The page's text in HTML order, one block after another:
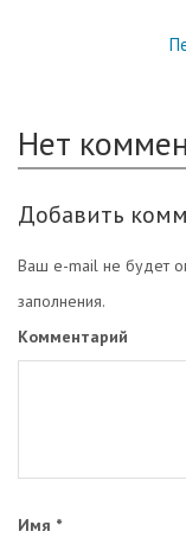
Нет
Добавить
Ваш e-mail не будет
заполнения.
Комментарий
Имя *